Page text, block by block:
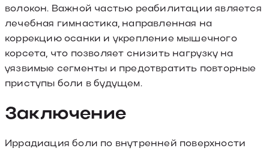
волокон. Важной частью реабилитации является
лечебная гимнастика, направленная на
коррекцию осанки и укрепление мышечного
корсета, что позволяет снизить нагрузку на
уязвимые сегменты и предотвратить повторные
приступы боли в будущем.
Заключение
Иррадиация боли по внутренней поверхности